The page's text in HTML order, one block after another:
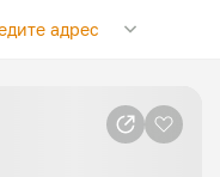
адрес